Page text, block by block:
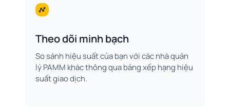
Theo dõi minh bạch
So sánh hiệu suất của bạn với các nhà quản
lý PAMM khác thông qua bảng xếp hạng hiệu
suất giao dịch.